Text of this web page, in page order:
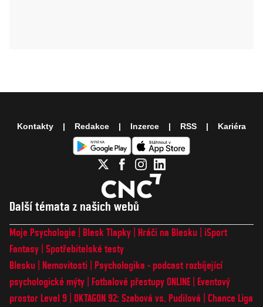
Další témata z našich webů
Moje Psychologie Blesk Tlapky Hráči na Blesku
iSport
Fantasy Spotřebitelské testy
Blesku
Nemovitosti
Psychologika - podcast rozbíjející
psychologické mýty
Fotbalové přestupy ONLINE
Eventový
prostor Level 9 OKTAGON 92: Szabová vs. Pudilová
Chance Liga
Kontakty Redakce Inzerce RSS Kariéra